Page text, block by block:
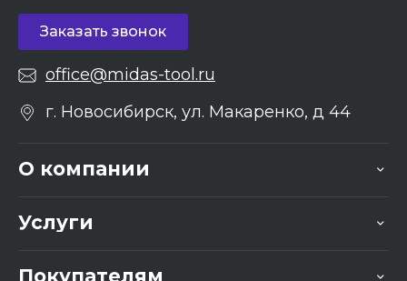
Заказать звонок
office@midas-tool.ru
г. Новосибирск, ул. Макаренко, д 44
О компании
Услуги
Покупателям